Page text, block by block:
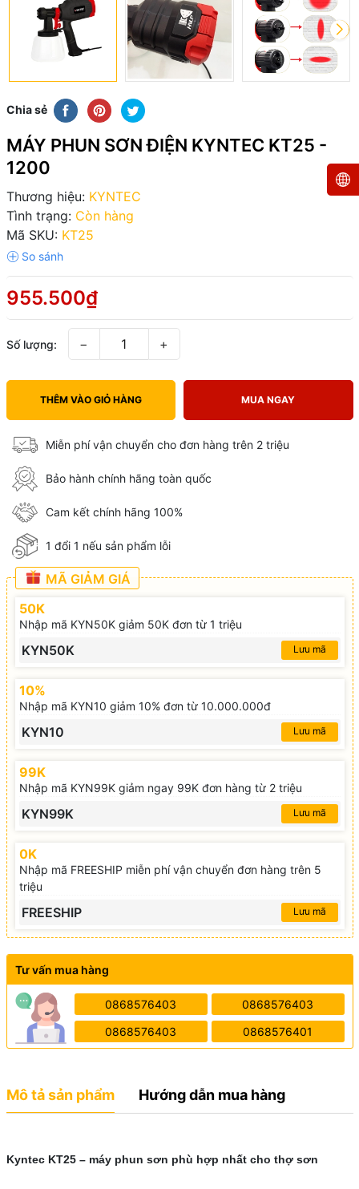
Chia sẻ
MÁY PHUN SƠN ĐIỆN KYNTEC KT25 -
1200
Thương hiệu: KYNTEC
Tình trạng: Còn hàng
Mã SKU: KT25
955.500₫
Số lượng: − +
THÊM VÀO GIỎ HÀNG MUA NGAY
Miễn phí vận chuyển cho đơn hàng trên 2 triệu
Bảo hành chính hãng toàn quốc
Cam kết chính hãng 100%
1 đổi 1 nếu sản phẩm lỗi
MÃ GIẢM GIÁ
50K
Nhập mã KYN50K giảm 50K đơn từ 1 triệu
KYN50K Lưu mã
10%
Nhập mã KYN10 giảm 10% đơn từ 10.000.000đ
KYN10 Lưu mã
99K
Nhập mã KYN99K giảm ngay 99K đơn hàng từ 2 triệu
KYN99K Lưu mã
0K
Nhập mã FREESHIP miễn phí vận chuyển đơn hàng trên 5
triệu
FREESHIP Lưu mã
Tư vấn mua hàng
0868576403 0868576403
0868576403 0868576401
Mô tả sản phẩm Hướng dẫn mua hàng
Kyntec KT25 – máy phun sơn phù hợp nhất cho thợ sơn